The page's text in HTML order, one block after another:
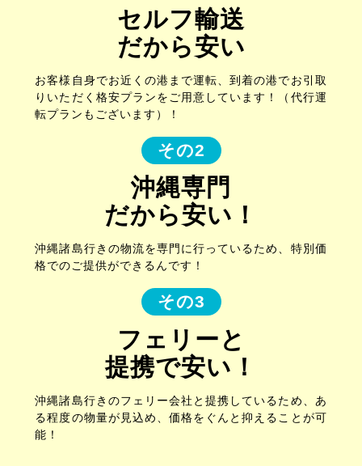
セルフ輸送
だから安い
お客様自身でお近くの港まで運転、到着の港でお引取
りいただく格安プランをご用意しています！（代行運
転プランもございます）！
その2
沖縄専門
だから安い！
沖縄諸島行きの物流を専門に行っているため、特別価
格でのご提供ができるんです！
その3
フェリーと
提携で安い！
沖縄諸島行きのフェリー会社と提携しているため、あ
る程度の物量が見込め、価格をぐんと抑えることが可
能！